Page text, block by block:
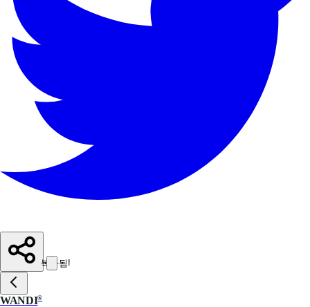
복사됨!
WANDI®